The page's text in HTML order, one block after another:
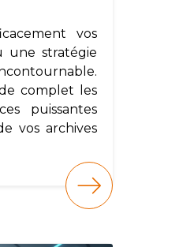
vos
une stratégie
complet les
puissantes
vos archives